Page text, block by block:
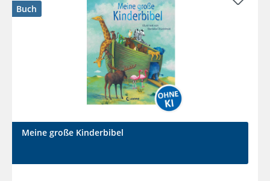
Buch
Meine große Kinderbibel